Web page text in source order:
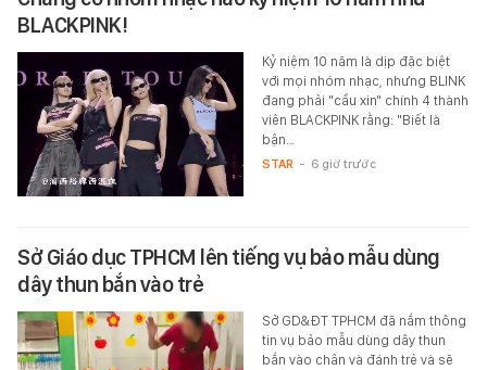
BLACKPINK!
Kỷ niệm 10 năm là dịp đặc biệt
với mọi nhóm nhạc, nhưng BLINK
đang phải "cầu xin" chính 4 thành
viên BLACKPINK rằng: "Biết là
bận…
STAR - 6 giờ trước
Sở Giáo dục TPHCM lên tiếng vụ bảo mẫu dùng
dây thun bắn vào trẻ
Sở GD&ĐT TPHCM đã nắm thông
tin vụ bảo mẫu dùng dây thun
bắn vào chân và đánh trẻ và sẽ